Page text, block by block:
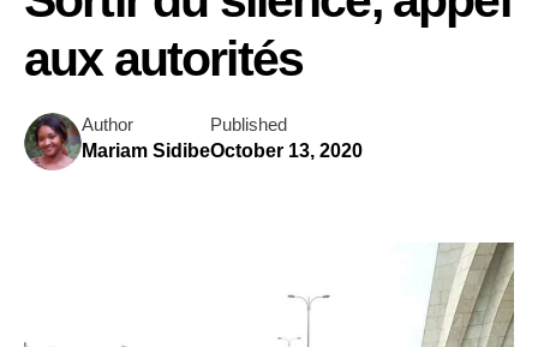
aux autorités
Author
Mariam Sidibe
Published
October 13, 2020